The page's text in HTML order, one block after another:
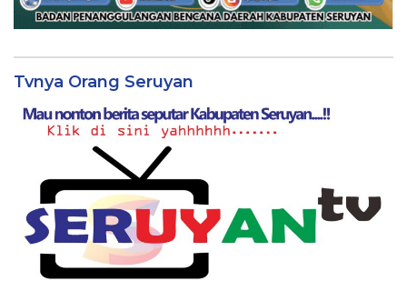
Tvnya Orang Seruyan